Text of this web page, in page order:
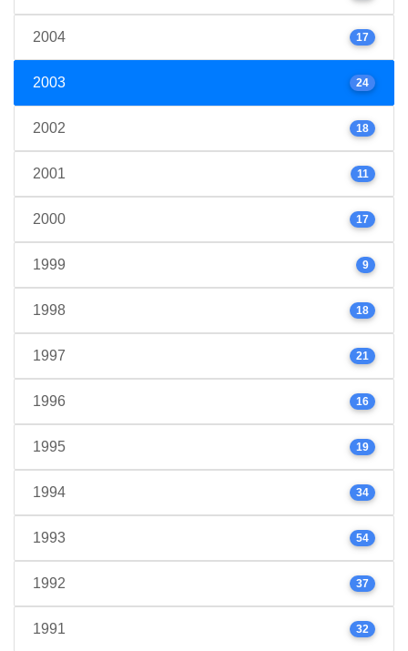
2004 17
2003 24
2002 18
2001 11
2000 17
1999 9
1998 18
1997 21
1996 16
1995 19
1994 34
1993 54
1992 37
1991 32